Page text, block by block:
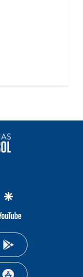
whatsapp
google
youtube-